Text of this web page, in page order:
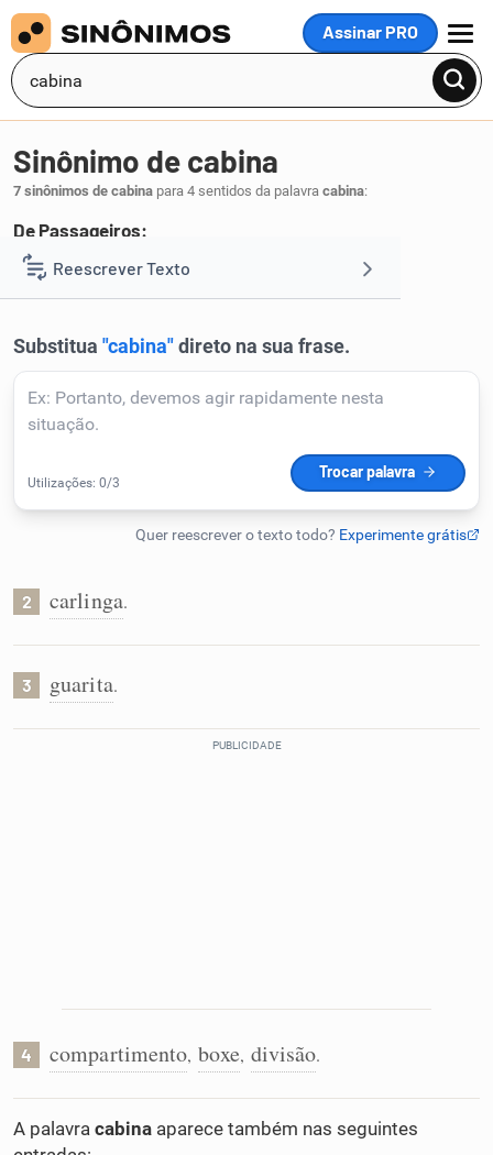
Assinar PRO
MENU
Reescrever Texto
Corrigir Texto
Humanizador de IA
Conexões
Sinônimo de cabina
7 sinônimos de cabina para 4 sentidos da palavra cabina:
De Passageiros:
1 camarote,cabine
2 carlinga.
3 guarita.
4 compartimento, boxe, divisão.
A palavra cabina aparece também nas seguintes